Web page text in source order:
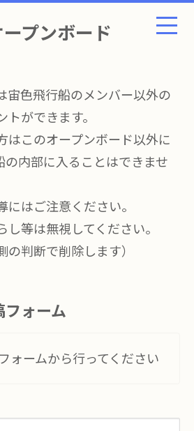
プンボード
宙色飛行船のメンバー以外の
ができます。
このオープンボード以外に
の内部に入ることはできませ
にはご注意ください。
し等は無視してください。
の判断で削除します）
ォーム
ォームから行ってください